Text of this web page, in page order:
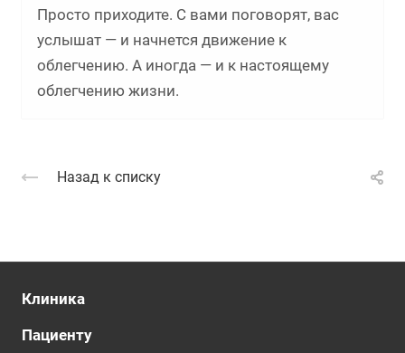
Просто приходите. С вами поговорят, вас
услышат — и начнется движение к
облегчению. А иногда — и к настоящему
облегчению жизни.
Назад к списку
Клиника
Пациенту